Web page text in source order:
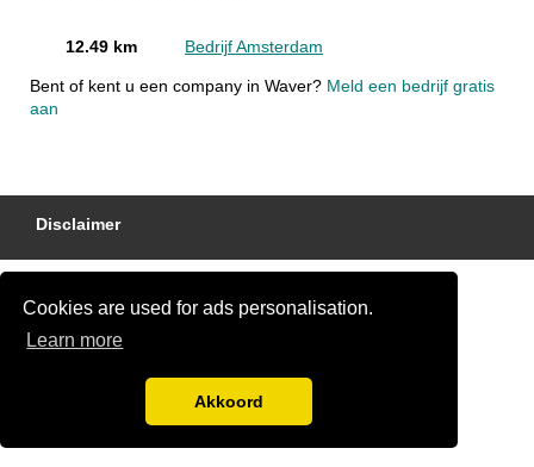
Cookies are used for ads personalisation.
Learn more
Akkoord
12.49 km Bedrijf Amsterdam
Bent of kent u een company in Waver? Meld een bedrijf gratis
aan
Disclaimer